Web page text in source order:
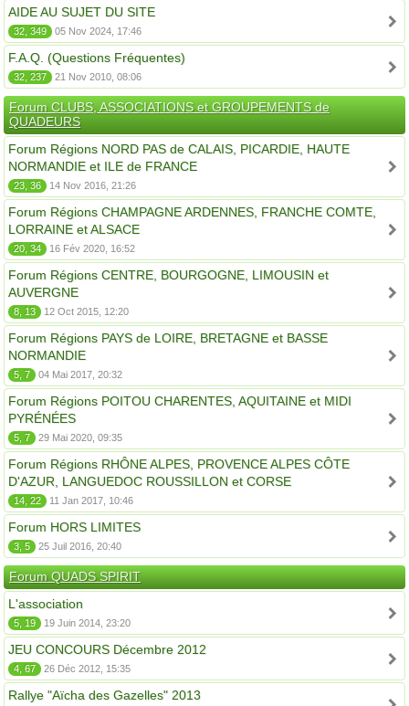
AIDE AU SUJET DU SITE
32, 349 05 Nov 2024, 17:46
F.A.Q. (Questions Fréquentes)
32, 237 21 Nov 2010, 08:06
Forum CLUBS, ASSOCIATIONS et GROUPEMENTS de
QUADEURS
Forum Régions NORD PAS de CALAIS, PICARDIE, HAUTE
NORMANDIE et ILE de FRANCE
23, 36 14 Nov 2016, 21:26
Forum Régions CHAMPAGNE ARDENNES, FRANCHE COMTE,
LORRAINE et ALSACE
20, 34 16 Fév 2020, 16:52
Forum Régions CENTRE, BOURGOGNE, LIMOUSIN et
AUVERGNE
8, 13 12 Oct 2015, 12:20
Forum Régions PAYS de LOIRE, BRETAGNE et BASSE
NORMANDIE
5, 7 04 Mai 2017, 20:32
Forum Régions POITOU CHARENTES, AQUITAINE et MIDI
PYRÉNÉES
5, 7 29 Mai 2020, 09:35
Forum Régions RHÔNE ALPES, PROVENCE ALPES CÔTE
D'AZUR, LANGUEDOC ROUSSILLON et CORSE
14, 22 11 Jan 2017, 10:46
Forum HORS LIMITES
3, 5 25 Juil 2016, 20:40
Forum QUADS SPIRIT
L'association
5, 19 19 Juin 2014, 23:20
JEU CONCOURS Décembre 2012
4, 67 26 Déc 2012, 15:35
Rallye "Aïcha des Gazelles" 2013